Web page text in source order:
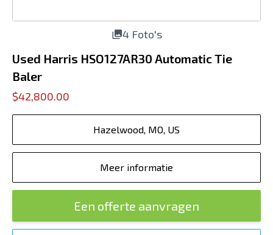
4 Foto's
Used Harris HSO127AR30 Automatic Tie
Baler
$42,800.00
Hazelwood, MO, US
Meer informatie
Een offerte aanvragen